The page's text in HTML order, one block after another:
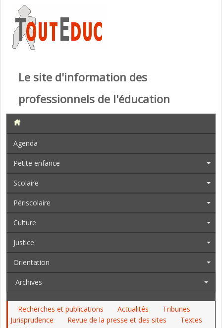
Le site d'information des
professionnels de l'éducation
Agenda
Petite enfance
Scolaire
Périscolaire
Culture
Justice
Orientation
Archives
Recherches et publications Actualités
Tribunes
Jurisprudence
Revue de la presse et des sites
Textes